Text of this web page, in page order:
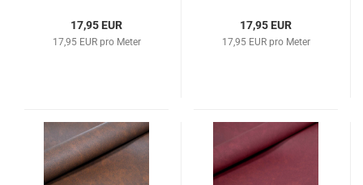
17,95 EUR
17,95 EUR pro Meter
17,95 EUR
17,95 EUR pro Meter